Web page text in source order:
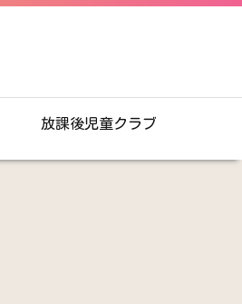
放課後児童クラブ